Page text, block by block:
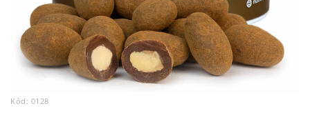
Kód: 0128